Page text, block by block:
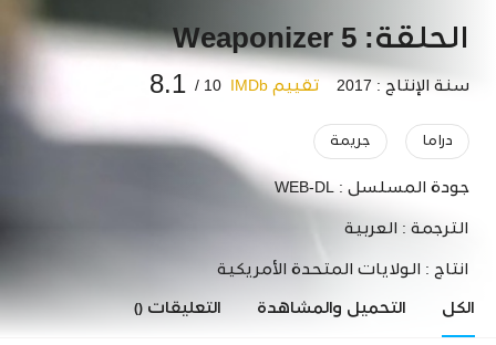
الحلقة: 5 Weaponizer
سنة الإنتاج : 2017 تقييم IMDb 10 /
8.1
دراما جريمة
جودة المسلسل : WEB-DL
الترجمة : العربية
انتاج : الولايات المتحدة الأمريكية
الكل التحميل والمشاهدة التعليقات ()